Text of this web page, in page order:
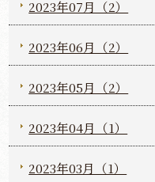
2023年07月（2）
2023年06月（2）
2023年05月（2）
2023年04月（1）
2023年03月（1）